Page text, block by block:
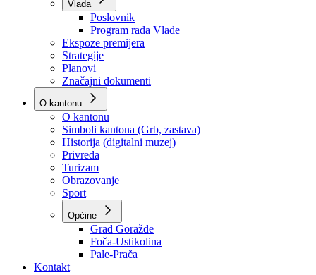
*Zaključci
*Poslanička pitanja
Vlada
Poslovnik
Program rada Vlade
Ekspoze premijera
Strategije
Planovi
Značajni dokumenti
O kantonu
O kantonu
Simboli kantona (Grb, zastava)
Historija (digitalni muzej)
Privreda
Turizam
Obrazovanje
Sport
Općine